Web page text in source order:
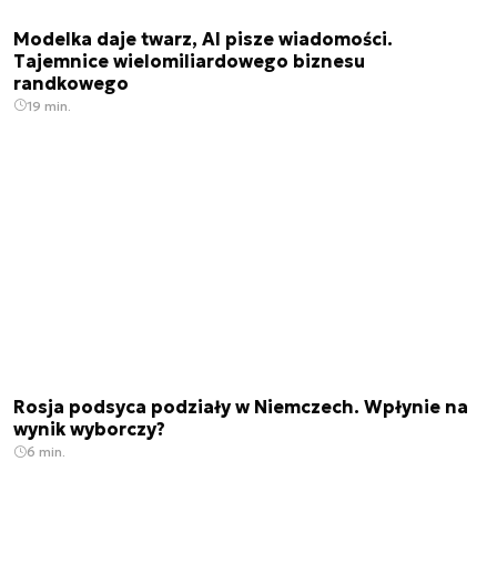
Modelka daje twarz, AI pisze wiadomości.
Tajemnice wielomiliardowego biznesu
randkowego
19 min.
Rosja podsyca podziały w Niemczech. Wpłynie na
wynik wyborczy?
6 min.